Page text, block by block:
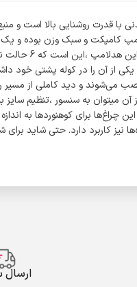
کامپکت و سبک وزن بوده و یک
یکی از
یکی از آن را در کوله پشتی
می‌شوند و دید کاملی از مسیر
به سنسور ،تنظیم سایز بند روی
چراغ‌ها برای کوهنوردها به
نیز کاربرد دارد. حتی شاید
ارسال